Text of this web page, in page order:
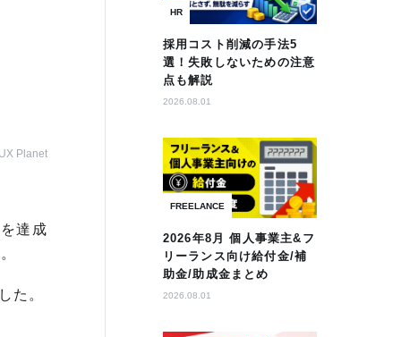
Planet
達成
た。
HR
採用コスト削減の手法5
選！失敗しないための注意
点も解説
2026.08.01
FREELANCE
2026年8月 個人事業主&フ
リーランス向け給付金/補
助金/助成金まとめ
2026.08.01